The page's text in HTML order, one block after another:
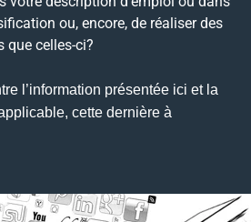
ou, encore, de réaliser des
que celles-ci?
l’information présentée ici et la
cette dernière à